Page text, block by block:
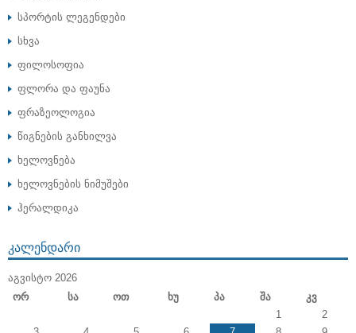
სპორტის ლეგენდები
სხვა
ფილოსოფია
ფლორა და ფაუნა
ფრაზეოლოგია
წიგნების განხილვა
ხელოვნება
ხელოვნების ნიმუშები
ჰერალდიკა
ᲙᲐᲚᲔᲜᲓᲐᲠᲘ
ᲐᲒᲕᲘᲡᲢᲝ 2026
Ორ
Სა Ოთ Ხუ Პა Შა
Კვ
1
2